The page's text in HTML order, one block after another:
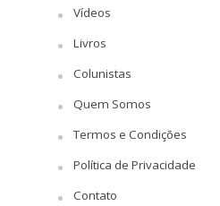
Vídeos
Livros
Colunistas
Quem Somos
Termos e Condições
Política de Privacidade
Contato